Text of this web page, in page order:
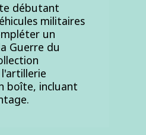
débutant
militaires
un
Guerre du
boîte, incluant